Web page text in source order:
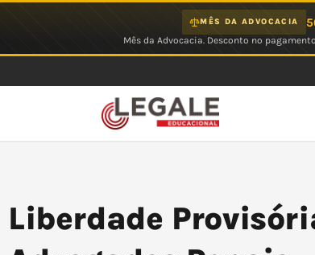
MÊS DA ADVOCACIA
Mês da Advocacia. Desconto no
Liberdade